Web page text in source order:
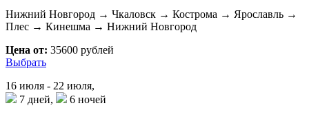
Нижний Новгород → Чкаловск → Кострома → Ярославль →
Плес → Кинешма → Нижний Новгород
Цена от: 35600 рублей
Выбрать
16 июля - 22 июля,
7 дней,
6 ночей